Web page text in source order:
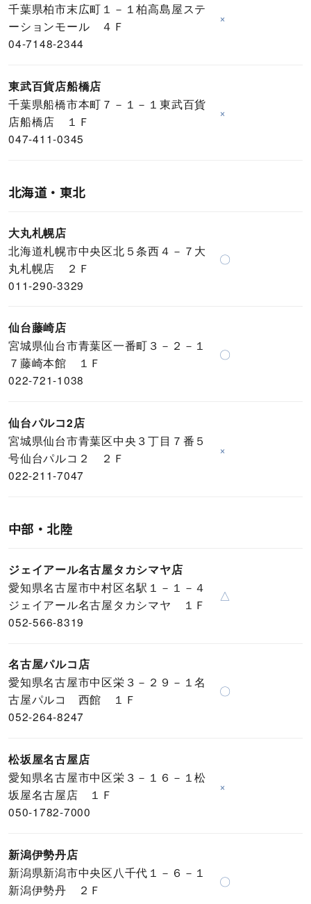
千葉県柏市末広町１－１柏高島屋ステ
ーションモール ４Ｆ
04-7148-2344
×
東武百貨店船橋店
千葉県船橋市本町７－１－１東武百貨
店船橋店 １Ｆ
047-411-0345
×
北海道・東北
大丸札幌店
北海道札幌市中央区北５条西４－７大
丸札幌店 ２Ｆ
011-290-3329
〇
仙台藤崎店
宮城県仙台市青葉区一番町３－２－１
７藤崎本館 １Ｆ
022-721-1038
〇
仙台パルコ2店
宮城県仙台市青葉区中央３丁目７番５
号仙台パルコ２ ２Ｆ
022-211-7047
×
中部・北陸
ジェイアール名古屋タカシマヤ店
愛知県名古屋市中村区名駅１－１－４
ジェイアール名古屋タカシマヤ １Ｆ
052-566-8319
△
名古屋パルコ店
愛知県名古屋市中区栄３－２９－１名
古屋パルコ 西館 １Ｆ
052-264-8247
〇
松坂屋名古屋店
愛知県名古屋市中区栄３－１６－１松
坂屋名古屋店 １Ｆ
050-1782-7000
×
新潟伊勢丹店
新潟県新潟市中央区八千代１－６－１
新潟伊勢丹 ２Ｆ
〇